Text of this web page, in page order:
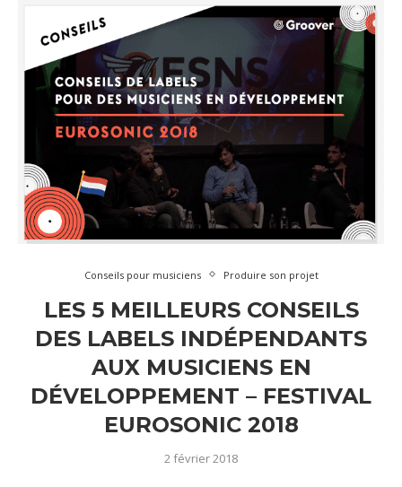
Conseils pour musiciens Produire son projet
LES 5 MEILLEURS CONSEILS
DES LABELS INDÉPENDANTS
AUX MUSICIENS EN
DÉVELOPPEMENT – FESTIVAL
EUROSONIC 2018
2 février 2018